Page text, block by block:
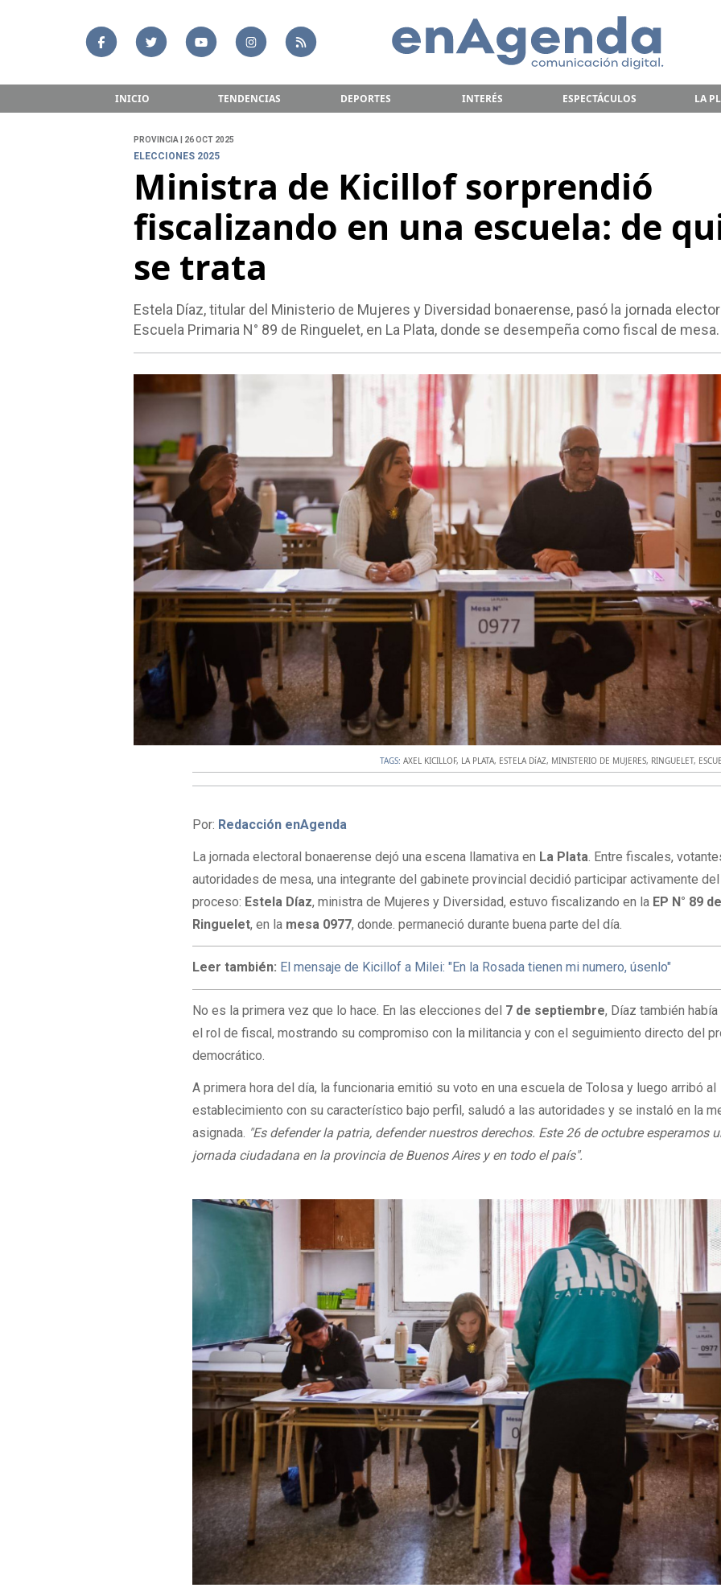
INICIO TENDENCIAS DEPORTES INTERÉS ESPECTÁCULOS LA
PROVINCIA | 26 OCT 2025
ELECCIONES 2025
Ministra de Kicillof sorprendió
fiscalizando en una escuela: de
se trata
Estela Díaz, titular del Ministerio de Mujeres y Diversidad bonaerense, pasó la jornada
Escuela Primaria N° 89 de Ringuelet, en La Plata, donde se desempeña como fiscal de mesa.
TAGS:AXEL KICILLOF, LA PLATA, ESTELA DíAZ, MINISTERIO DE MUJERES, RINGUELET,
Por: Redacción enAgenda
La jornada electoral bonaerense dejó una escena llamativa en La Plata. Entre fiscales,
autoridades de mesa, una integrante del gabinete provincial decidió participar activamente del
proceso: Estela Díaz, ministra de Mujeres y Diversidad, estuvo fiscalizando en la EP N° 89 de
Ringuelet, en la mesa 0977, donde. permaneció durante buena parte del día.
Leer también: El mensaje de Kicillof a Milei: "En la Rosada tienen mi numero, úsenlo"
No es la primera vez que lo hace. En las elecciones del 7 de septiembre, Díaz también
el rol de fiscal, mostrando su compromiso con la militancia y con el seguimiento directo del
democrático.
A primera hora del día, la funcionaria emitió su voto en una escuela de Tolosa y luego arribó al
establecimiento con su característico bajo perfil, saludó a las autoridades y se instaló en la
asignada. "Es defender la patria, defender nuestros derechos. Este 26 de octubre esperamos
jornada ciudadana en la provincia de Buenos Aires y en todo el país".